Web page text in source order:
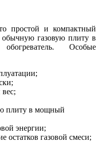
простой и компактный
газовую плиту в
Особые
плиту в мощный
энергии;
остатков газовой смеси;